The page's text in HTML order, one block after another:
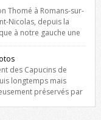
Thomé à Romans-sur-
Nicolas, depuis la
à notre gauche une
sont ornées de
on peut voir une
des Capucins de
longtemps mais
préservés par